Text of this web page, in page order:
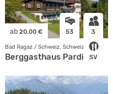
ab 20.00 € 53 3
SV
Bad Ragaz / Schweiz, Schweiz
Berggasthaus Pardiel